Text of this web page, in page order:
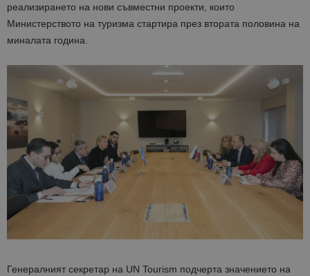
реализирането на нови съвместни проекти, които
Министерството на туризма стартира през втората половина на
миналата година.
Генералният секретар на UN Tourism подчерта значението на